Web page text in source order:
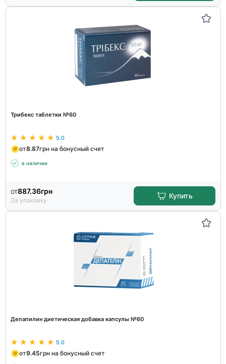
Трибекс таблетки №60
5.0
от8.87грн на бонусный счет
в наличии
от887.36грн
За упаковку
Купить
Депапилин диетическая добавка капсулы №60
5.0
от9.45грн на бонусный счет